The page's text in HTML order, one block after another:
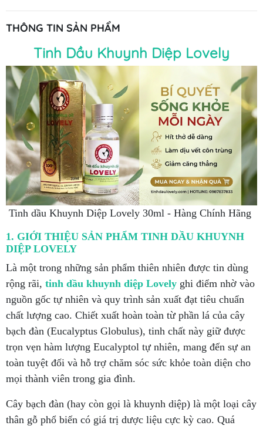
THÔNG TIN SẢN PHẨM
Tinh Dầu Khuynh Diệp Lovely
Tinh dầu Khuynh Diệp Lovely 30ml - Hàng Chính Hãng
1. GIỚI THIỆU SẢN PHẨM TINH DẦU KHUYNH
DIỆP LOVELY
Là một trong những sản phẩm thiên nhiên được tin dùng
rộng rãi, tinh dầu khuynh diệp Lovely ghi điểm nhờ vào
nguồn gốc tự nhiên và quy trình sản xuất đạt tiêu chuẩn
chất lượng cao. Chiết xuất hoàn toàn từ phần lá của cây
bạch đàn (Eucalyptus Globulus), tinh chất này giữ được
trọn vẹn hàm lượng Eucalyptol tự nhiên, mang đến sự an
toàn tuyệt đối và hỗ trợ chăm sóc sức khỏe toàn diện cho
mọi thành viên trong gia đình.
Cây bạch đàn (hay còn gọi là khuynh diệp) là một loại cây
thân gỗ phổ biến có giá trị dược liệu cực kỳ cao. Quá